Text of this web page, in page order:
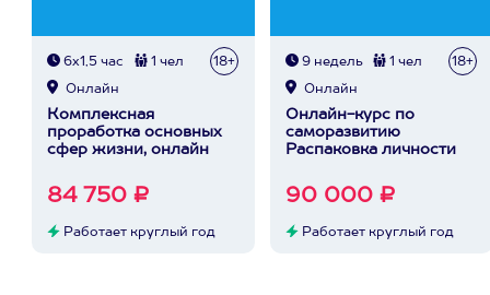
6х1,5 час 1 чел 18+
Онлайн
Комплексная
проработка основных
сфер жизни, онлайн
84 750 ₽
Работает круглый год
9 недель 1 чел 18+
Онлайн
Онлайн-курс по
саморазвитию
Распаковка личности
90 000 ₽
Работает круглый год